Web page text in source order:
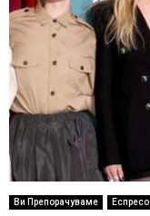
Ви Препорачуваме Еспресо